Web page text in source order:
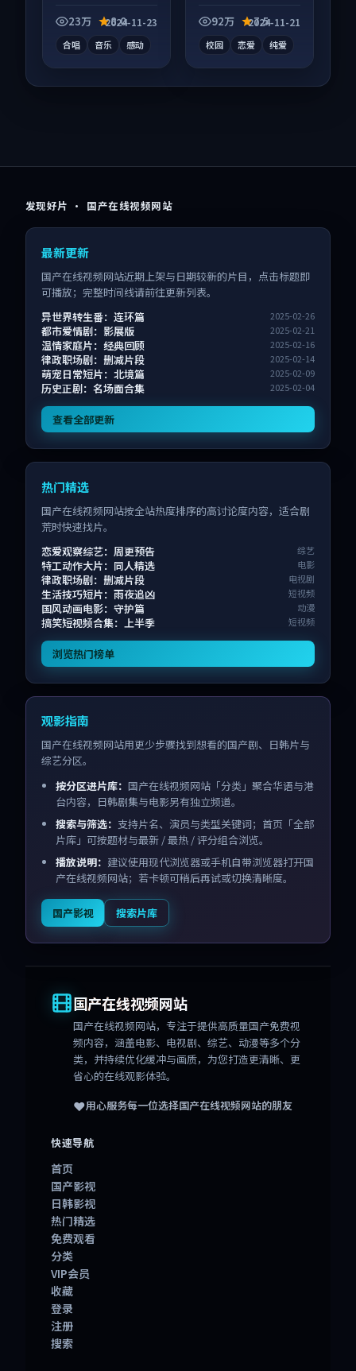
素齐全，观感爽快不
23万 8.0
2024-11-23
合唱 音乐 感动
发酵，适合周末一口
92万 7.5
2024-11-21
校园 恋爱 纯爱
发现好片 · 国产在线视频网站
最新更新
国产在线视频网站近期上架与日期较新的片目，点击标题即
可播放；完整时间线请前往更新列表。
异世界转生番：连环篇
2025-02-26
都市爱情剧：影展版 2025-02-21
温情家庭片：经典回顾 2025-02-16
律政职场剧：删减片段 2025-02-14
萌宠日常短片：北境篇 2025-02-09
历史正剧：名场面合集 2025-02-04
查看全部更新
热门精选
国产在线视频网站按全站热度排序的高讨论度内容，适合剧
荒时快速找片。
恋爱观察综艺：周更预告
综艺
特工动作大片：同人精选 电影
律政职场剧：删减片段 电视剧
生活技巧短片：雨夜追凶 短视频
国风动画电影：守护篇 动漫
搞笑短视频合集：上半季 短视频
浏览热门榜单
观影指南
国产在线视频网站用更少步骤找到想看的国产剧、日韩片与
综艺分区。
按分区进片库： 国产在线视频网站「分类」聚合华语与港
台内容，日韩剧集与电影另有独立频道。
搜索与筛选： 支持片名、演员与类型关键词；首页「全部
片库」可按题材与最新 / 最热 / 评分组合浏览。
播放说明： 建议使用现代浏览器或手机自带浏览器打开国
产在线视频网站；若卡顿可稍后再试或切换清晰度。
国产影视 搜索片库
国产在线视频网站
国产在线视频网站，专注于提供高质量国产免费视
频内容，涵盖电影、电视剧、综艺、动漫等多个分
类，并持续优化缓冲与画质，为您打造更清晰、更
省心的在线观影体验。
❤️用心服务每一位选择国产在线视频网站的朋友
快速导航
首页
国产影视
日韩影视
热门精选
免费观看
分类
VIP会员
收藏
登录
注册
搜索